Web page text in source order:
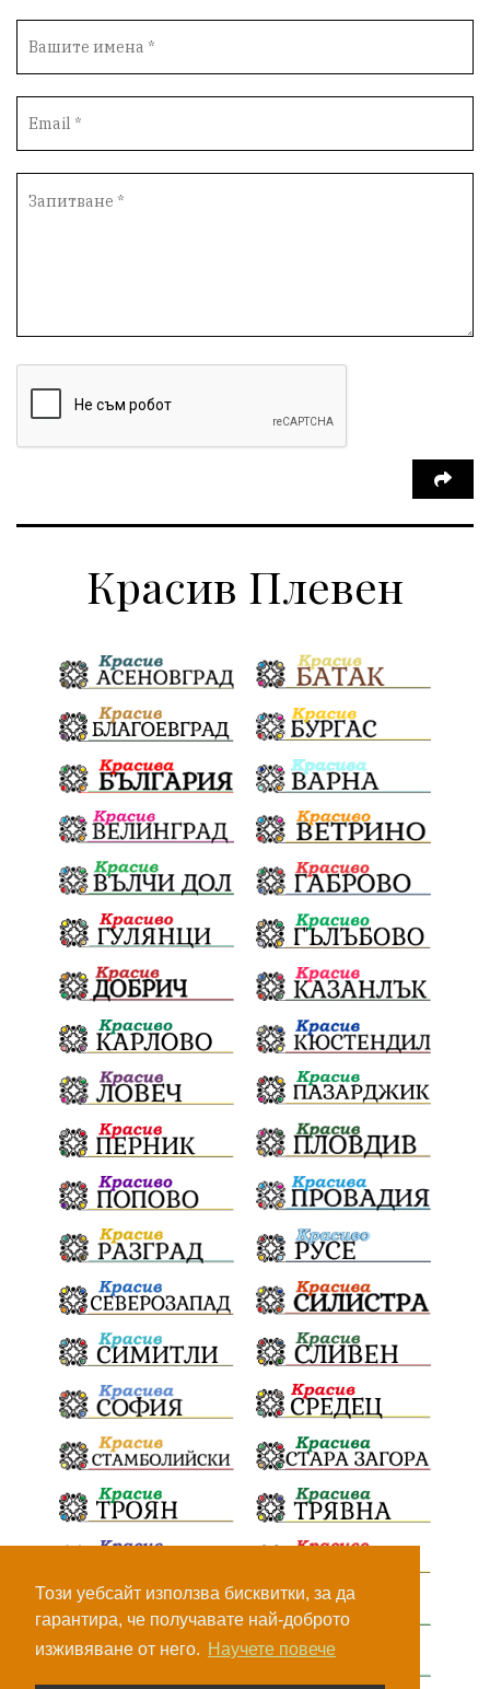
Този уебсайт използва бисквитки, за да
гарантира, че получавате най-доброто
изживяване от него. Научете повече
Красив Плевен